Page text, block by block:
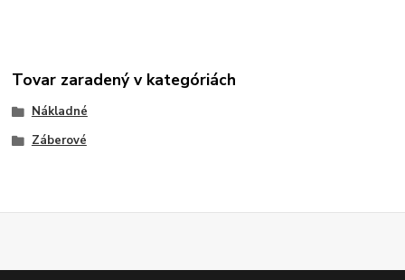
Tovar zaradený v kategóriách
Nákladné
Záberové